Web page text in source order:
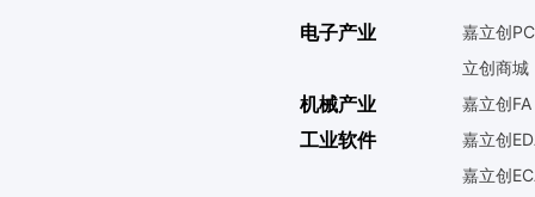
电子产业
嘉立创
立创商城
机械产业 嘉立创FA
工业软件
嘉立创
嘉立创